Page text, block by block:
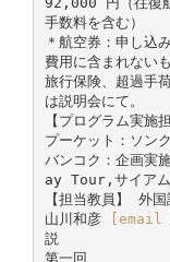
手数料を含む）
＊航空券：申し込
費用に含まれな
旅行保険、超過手
は説明会にて。
【プログラム実施担
プーケット：ソン
バンコク：企画実
ay Tour,サイア
【担当教員】 外
山川和彦
[email
説
第一回